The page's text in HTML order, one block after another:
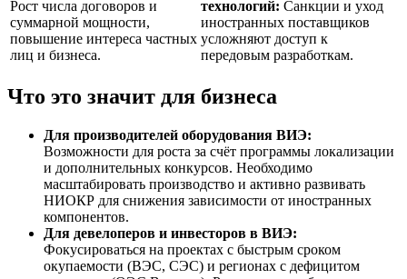
Рост числа договоров и
суммарной мощности,
повышение интереса частных
лиц и бизнеса.
технологий: Санкции и уход
иностранных поставщиков
усложняют доступ к
передовым разработкам.
Что это значит для бизнеса
Для производителей оборудования ВИЭ:
Возможности для роста за счёт программы локализации
и дополнительных конкурсов. Необходимо
масштабировать производство и активно развивать
НИОКР для снижения зависимости от иностранных
компонентов.
Для девелоперов и инвесторов в ВИЭ:
Фокусироваться на проектах с быстрым сроком
окупаемости (ВЭС, СЭС) и регионах с дефицитом